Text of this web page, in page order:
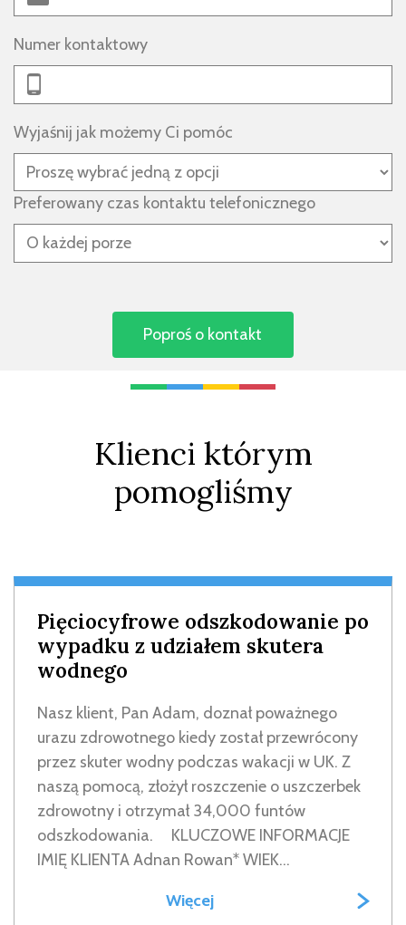
Numer kontaktowy
Wyjaśnij jak możemy Ci pomóc
Preferowany czas kontaktu telefonicznego
Klienci którym
pomogliśmy
Pięciocyfrowe odszkodowanie po
wypadku z udziałem skutera
wodnego
Nasz klient, Pan Adam, doznał poważnego
urazu zdrowotnego kiedy został przewrócony
przez skuter wodny podczas wakacji w UK. Z
naszą pomocą, złożył roszczenie o uszczerbek
zdrowotny i otrzymał 34,000 funtów
odszkodowania. KLUCZOWE INFORMACJE
IMIĘ KLIENTA Adnan Rowan* WIEK...
Więcej